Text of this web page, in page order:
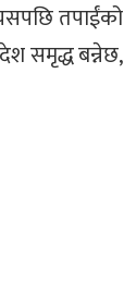
तपाईंको
समृद्ध बन्नेछ,